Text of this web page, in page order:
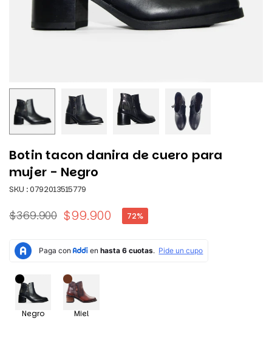
Botin tacon danira de cuero para
mujer - Negro
SKU :0792013515779
Precio
$369.900 $99.900 72%
Negro Miel